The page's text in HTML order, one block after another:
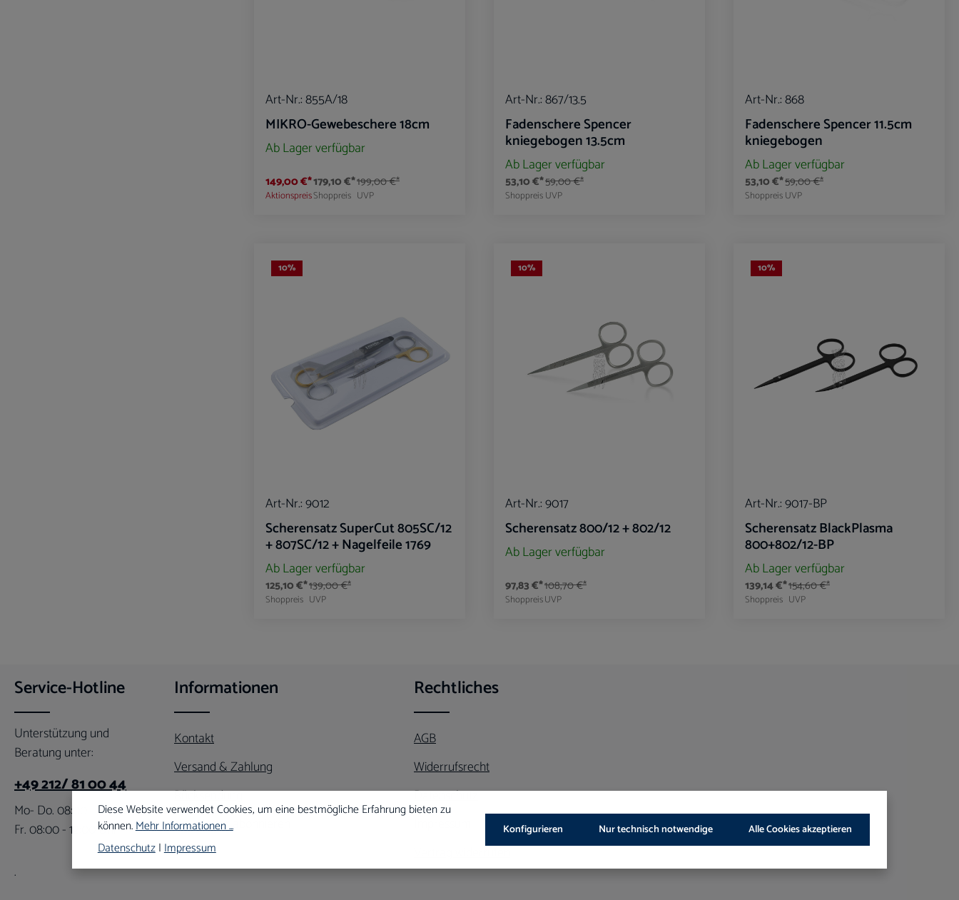
Art-Nr.:855A/18
MIKRO-Gewebeschere 18cm
Ab Lager verfügbar
149,00 €*
Aktionspreis
179,10 €*
Shoppreis
199,00 €*
UVP
Art-Nr.:867/13.5
Fadenschere Spencer
kniegebogen 13.5cm
Ab Lager verfügbar
53,10 €*
Shoppreis
59,00 €*
UVP
Art-Nr.:868
Fadenschere Spencer 11.5cm
kniegebogen
Ab Lager verfügbar
53,10 €*
Shoppreis
59,00 €*
UVP
10%
Art-Nr.:9012
Scherensatz SuperCut 805SC/12
+ 807SC/12 + Nagelfeile 1769
Ab Lager verfügbar
125,10 €*
Shoppreis
139,00 €*
UVP
10%
Art-Nr.:9017
Scherensatz 800/12 + 802/12
Ab Lager verfügbar
97,83 €*
Shoppreis
108,70 €*
UVP
10%
Art-Nr.:9017-BP
Scherensatz BlackPlasma
800+802/12-BP
Ab Lager verfügbar
139,14 €*
Shoppreis
154,60 €*
UVP
Service-Hotline
Unterstützung und
Beratung unter:
+49 212/ 81 00 44
Mo- Do. 08:00 - 16:00 Uhr
Fr. 08:00 - 12:00 Uhr
.
Informationen
Kontakt
Versand & Zahlung
Rücksendung
Newsletter abonnieren
Rechtliches
AGB
Widerrufsrecht
Datenschutz
Vertrag widerrufen
Diese Website verwendet Cookies, um eine bestmögliche Erfahrung bieten zu
können.Mehr Informationen ...
Datenschutz|Impressum
Nur technisch notwendige
Konfigurieren Alle Cookies akzeptieren